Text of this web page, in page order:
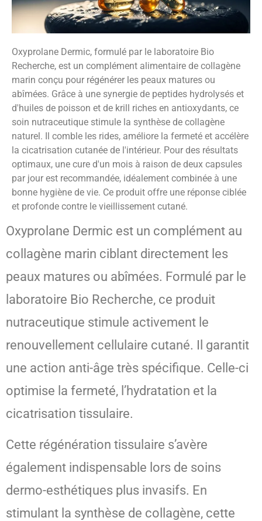
Oxyprolane Dermic, formulé par le laboratoire Bio
Recherche, est un complément alimentaire de collagène
marin conçu pour régénérer les peaux matures ou
abîmées. Grâce à une synergie de peptides hydrolysés et
d'huiles de poisson et de krill riches en antioxydants, ce
soin nutraceutique stimule la synthèse de collagène
naturel. Il comble les rides, améliore la fermeté et accélère
la cicatrisation cutanée de l'intérieur. Pour des résultats
optimaux, une cure d'un mois à raison de deux capsules
par jour est recommandée, idéalement combinée à une
bonne hygiène de vie. Ce produit offre une réponse ciblée
et profonde contre le vieillissement cutané.
Oxyprolane Dermic est un complément au
collagène marin ciblant directement les
peaux matures ou abîmées. Formulé par le
laboratoire Bio Recherche, ce produit
nutraceutique stimule activement le
renouvellement cellulaire cutané. Il garantit
une action anti-âge très spécifique. Celle-ci
optimise la fermeté, l’hydratation et la
cicatrisation tissulaire.
Cette régénération tissulaire s’avère
également indispensable lors de soins
dermo-esthétiques plus invasifs. En
stimulant la synthèse de collagène, cette